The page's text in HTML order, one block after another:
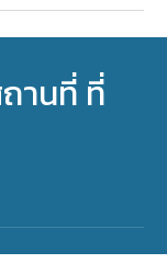
านที่ ที่